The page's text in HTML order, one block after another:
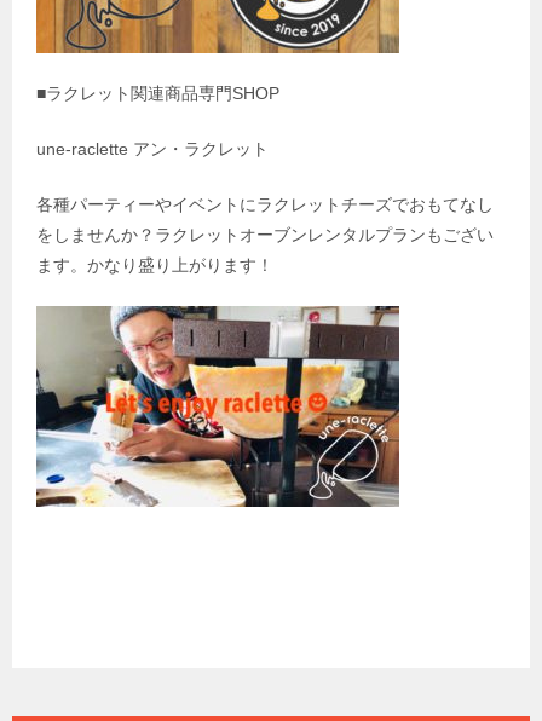
■ラクレット関連商品専門SHOP
une-raclette アン・ラクレット
各種パーティーやイベントにラクレットチーズでおもてなし
をしませんか？ラクレットオーブンレンタルプランもござい
ます。かなり盛り上がります！